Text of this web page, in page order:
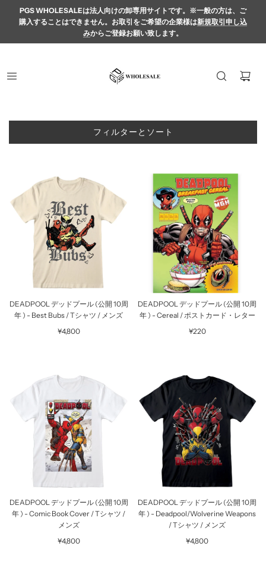
PGS WHOLESALEは法人向けの卸専用サイトです。※一般の方は、ご
購入することはできません。お取引をご希望の企業様は新規取引申し込
みからご登録お願い致します。
フィルターとソート
DEADPOOL デッドプール (公開 10周
年 ) - Best Bubs / Tシャツ / メンズ
¥4,800
DEADPOOL デッドプール (公開 10周
年 ) - Cereal / ポストカード・レター
¥220
DEADPOOL デッドプール (公開 10周
年 ) - Comic Book Cover / Tシャツ /
メンズ
¥4,800
DEADPOOL デッドプール (公開 10周
年 ) - Deadpool/Wolverine Weapons
/ Tシャツ / メンズ
¥4,800